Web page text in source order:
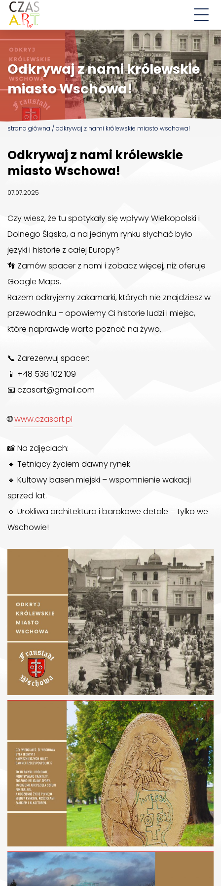
Aktualności
Działalność
Droga św. Jakuba
Wschowskie Ulice
Odkrywaj z nami królewskie
miasto Wschowa!
strona główna /odkrywaj z nami królewskie miasto wschowa!
Odkrywaj z nami królewskie
miasto Wschowa!
07.07.2025
Czy wiesz, że tu spotykały się wpływy Wielkopolski i
Dolnego Śląska, a na jednym rynku słychać było
języki i historie z całej Europy?
👣 Zamów spacer z nami i zobacz więcej, niż oferuje
Google Maps.
Razem odkryjemy zakamarki, których nie znajdziesz w
przewodniku – opowiemy Ci historie ludzi i miejsc,
które naprawdę warto poznać na żywo.
📞 Zarezerwuj spacer:
📱 +48 536 102 109
📧 czasart@gmail.com
🌐www.czasart.pl
📸Na zdjęciach:
🔹 Tętniący życiem dawny rynek.
🔹 Kultowy basen miejski – wspomnienie wakacji
sprzed lat.
🔹 Urokliwa architektura i barokowe detale – tylko we
Wschowie!